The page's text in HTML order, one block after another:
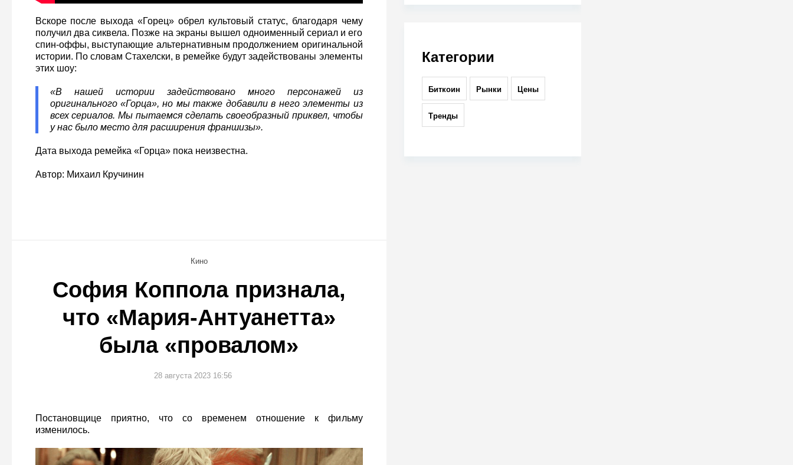
Категории
Биткоин Рынки Цены
Тренды
Вскоре после выхода «Горец» обрел культовый статус, благодаря чему
получил два сиквела. Позже на экраны вышел одноименный сериал и его
спин-оффы, выступающие альтернативным продолжением оригинальной
истории. По словам Стахелски, в ремейке будут задействованы элементы
этих шоу:
«В нашей истории задействовано много персонажей из
оригинального «Горца», но мы также добавили в него элементы из
всех сериалов. Мы пытаемся сделать своеобразный приквел, чтобы
у нас было место для расширения франшизы».
Дата выхода ремейка «Горца» пока неизвестна.
Автор: Михаил Кручинин
Кино
София Коппола признала,
что «Мария-Антуанетта»
была «провалом»
28 августа 2023 16:56
Постановщице приятно, что со временем отношение к фильму
изменилось.